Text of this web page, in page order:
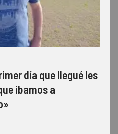
día que llegué les
íbamos a